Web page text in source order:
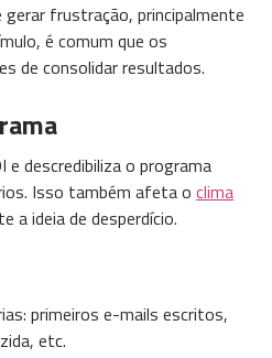
gerar frustração, principalmente
é comum que os
de consolidar resultados.
descredibiliza o programa
Isso também afeta oclima
a ideia de desperdício.
primeiros e-mails escritos,
etc.